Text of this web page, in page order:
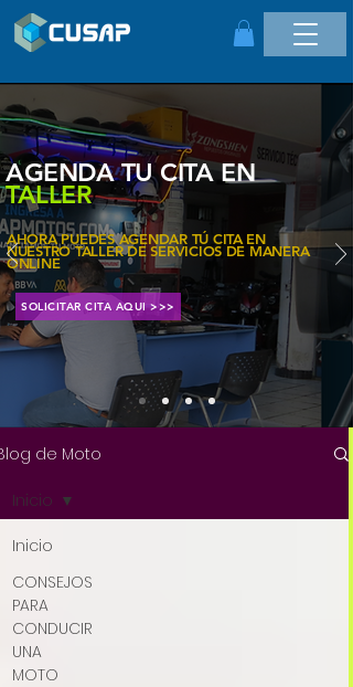
AGENDA TU CITA EN
TALLER
AHORA PUEDES AGENDAR TÚ CITA EN
NUESTRO TALLER DE SERVICIOS DE MANERA
ONLINE
SOLICITAR CITA AQUI >>>
de Moto
Inicio
CONSEJOS
PARA
CONDUCIR
UNA
MOTO
Inicio